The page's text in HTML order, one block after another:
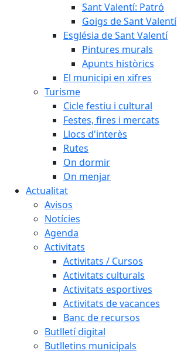
Sant Valentí: Patró
Goigs de Sant Valentí
Església de Sant Valentí
Pintures murals
Apunts històrics
El municipi en xifres
Turisme
Cicle festiu i cultural
Festes, fires i mercats
Llocs d'interès
Rutes
On dormir
On menjar
Actualitat
Avisos
Notícies
Agenda
Activitats
Activitats / Cursos
Activitats culturals
Activitats esportives
Activitats de vacances
Banc de recursos
Butlletí digital
Butlletins municipals